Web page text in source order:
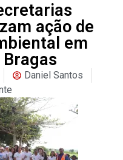
ação de
em
Daniel Santos